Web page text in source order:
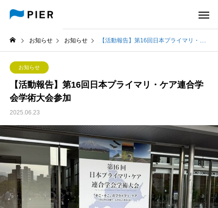
お知らせ お知らせ 【活動報告】第16回日本プライマリ・ケア連合学会学術大会参加
お知らせ
【活動報告】第16回日本プライマリ・ケア連合学
会学術大会参加
2025.06.23